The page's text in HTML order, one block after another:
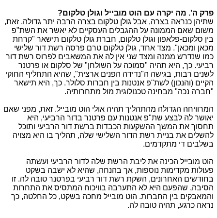
פרק ה'. מה יקרה עם הוט מובייל וגולן טלקום?
שתיהן כנראה בצרה, אבל גולן טלקום בצרה הרבה יתר גדולה. זאת,
משום שאם הממונה על ההגבלים העסקיים לא יאשר את השת"פ
בין סלקום-פלאפון וגולן טלקום, חברת גולן טלקום תישאר "קרחת
מכאן ומכאן". מצד אחד, גולן טלקום טרם פרסה רשת דור שלישי
כמו שנדרש ממנה ומצד שני אין לה את המשאבים לפרוס רשת דור
רביעי. כך, היא תהיה "סמוכה על השולחן" של סלקום או פרטנר
לשנים רבות, בגישה ה"נדידה הפנים ארצית", שהיא התחליף החוקי
הקיים (והנכון) לשת"פ אנטנות בין חברות סלולר. כך, היא תישאר
"חברה נכה" מבחינה טכנולוגית מול מתחרותיה.
המרוויחה הגדולה מהתהליך תהיה אולי הוט מובייל. זאת, מפני שאם
יאושר לה לבצע שת"פ אנטנות עם פרטנר בדור הרביעי, היא
תחסוך את המשך ההשקעות הכבדות ברשת דור הרביעי ותוכל
להשלים את בניית רשת הדור השלישי שלה, תהליך בו היא מצויה
בשלבים די מתקדמים.
הוט מובייל הכינה את ליבת הרשת שלה לדור הרביעי ועשתה
פעולות מקדימות נוספות, אך בהנחה, שהיא לא ישבה בשקט
בחודשים האחרונים, השקת רשת דור רביעי בפרטנר טובה לה. זו
הסיבה, שהפעם היא לא התערבה בוויכוח המתסיס את התחרות
והמאבקים בין החברות. הוט מובייל מחכה בשקט, כל החלטה, כך
נראה כרגע, תהיה טובה לה.